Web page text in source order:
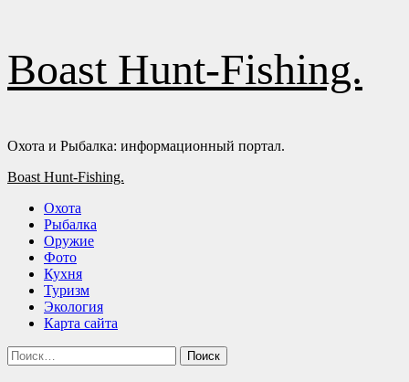
содержимому
Boast Hunt-Fishing.
Охота и Рыбалка: информационный портал.
Основное
Boast Hunt-Fishing.
Охота
Рыбалка
Оружие
Фото
Кухня
Туризм
Экология
Карта сайта
Найти: